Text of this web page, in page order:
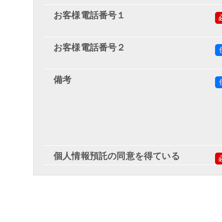
お客様電話番号１
お客様電話番号２
備考
個人情報預託の同意を得ている